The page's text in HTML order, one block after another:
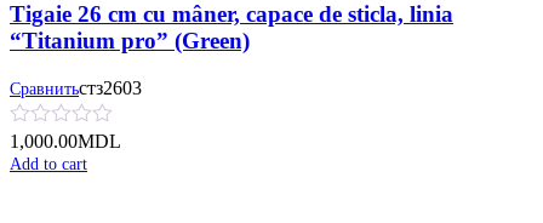
Tigaie 26 cm cu mâner, сapace de sticla, linia
“Titanium pro” (Green)
Сравнитьстз2603
1,000.00MDL
Add to cart